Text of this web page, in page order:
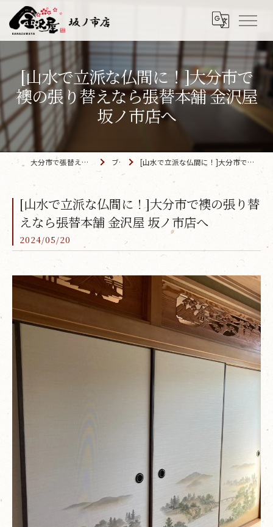
[山水で立派な仏間に！]大分市で
襖の張り替えなら張替本舗 金沢屋
坂ノ市店へ
大分市で張替えなら「金沢屋 坂ノ市店」 ブログ [山水で立派な仏間に！]大分市で襖の張り替えなら張替本舗 金沢屋 坂ノ市店へ
[山水で立派な仏間に！]大分市で襖の張り替
えなら張替本舗 金沢屋 坂ノ市店へ
2024/05/20